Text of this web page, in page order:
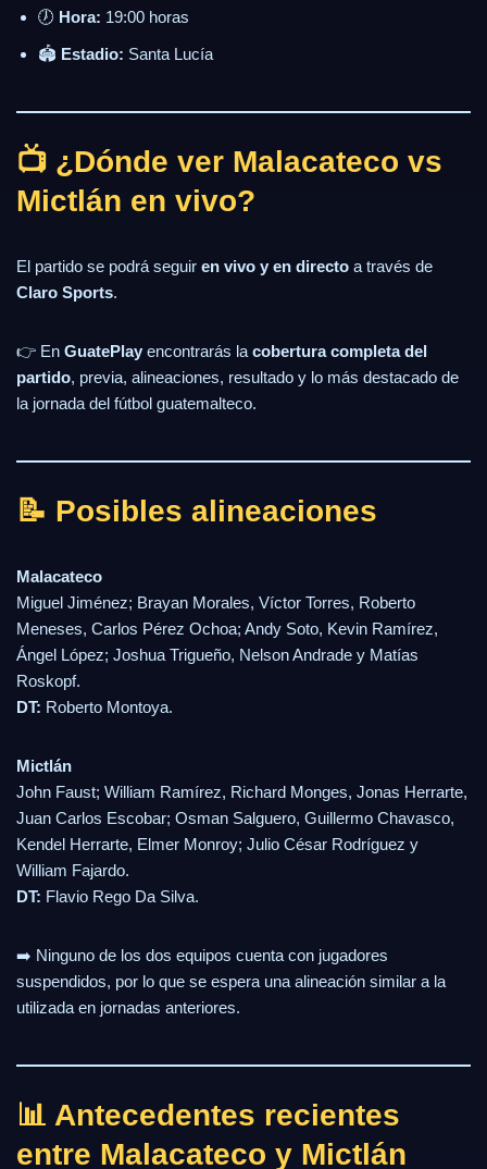
🕖 Hora: 19:00 horas
🏟 Estadio: Santa Lucía
📺 ¿Dónde ver Malacateco vs
Mictlán en vivo?
El partido se podrá seguir en vivo y en directo a través de
Claro Sports.
👉 En GuatePlay encontrarás la cobertura completa del
partido, previa, alineaciones, resultado y lo más destacado de
la jornada del fútbol guatemalteco.
📝 Posibles alineaciones
Malacateco
Miguel Jiménez; Brayan Morales, Víctor Torres, Roberto
Meneses, Carlos Pérez Ochoa; Andy Soto, Kevin Ramírez,
Ángel López; Joshua Trigueño, Nelson Andrade y Matías
Roskopf.
DT: Roberto Montoya.
Mictlán
John Faust; William Ramírez, Richard Monges, Jonas Herrarte,
Juan Carlos Escobar; Osman Salguero, Guillermo Chavasco,
Kendel Herrarte, Elmer Monroy; Julio César Rodríguez y
William Fajardo.
DT: Flavio Rego Da Silva.
➡️ Ninguno de los dos equipos cuenta con jugadores
suspendidos, por lo que se espera una alineación similar a la
utilizada en jornadas anteriores.
📊 Antecedentes recientes
entre Malacateco y Mictlán